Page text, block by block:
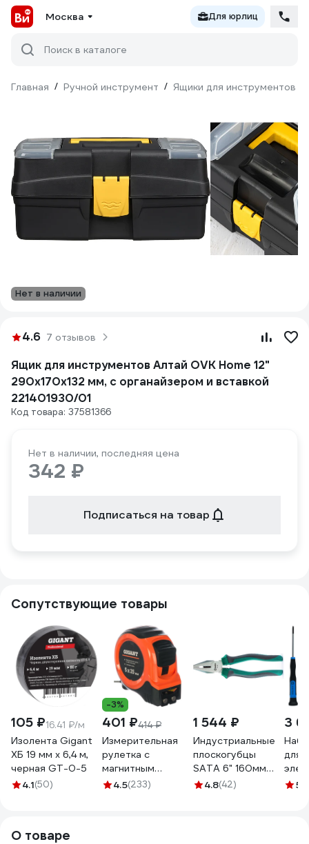
Москва Для юрлиц
Поиск в каталоге
Главная / Ручной инструмент / Ящики для инструментов
Нет в наличии
4.6 7 отзывов
Ящик для инструментов Алтай OVK Home 12"
290x170x132 мм, с органайзером и вставкой
221401930/01
Код товара: 37581366
Нет в наличии, последняя цена
342 ₽
Подписаться на товар
Сопутствующие товары
105 ₽16.41 ₽/м
Изолента Gigant
ХБ 19 мм х 6,4 м,
черная GT-0-5
4.1(50)
-3%
401 ₽414 ₽
Измерительная
рулетка с
магнитным
крюком, 5x25мм
4.5(233)
1 544 ₽
Индустриальные
плоскогубцы
SATA 6" 160мм
CrNi +30%
4.8(42)
3
для
5
О товаре